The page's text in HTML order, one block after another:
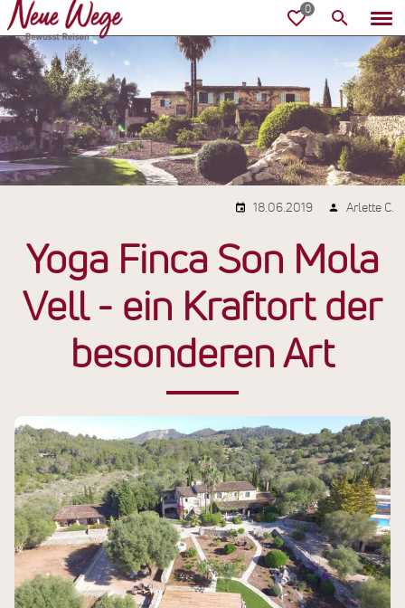
18.06.2019 Arlette C.
Yoga Finca Son Mola
Vell - ein Kraftort der
besonderen Art